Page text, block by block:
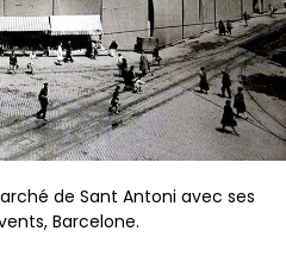
de Sant Antoni avec ses
Barcelone.